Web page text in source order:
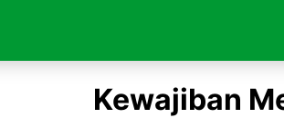
Kewajiban